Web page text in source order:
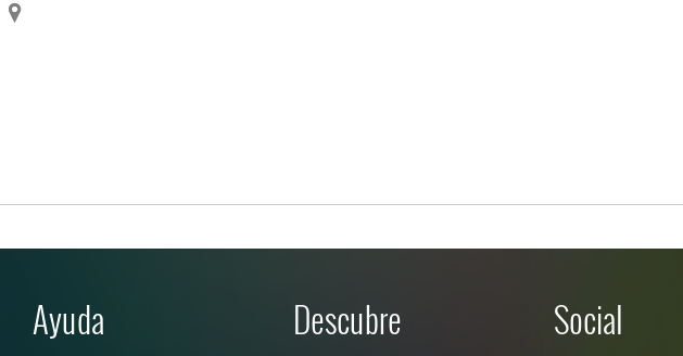
Ayuda Descubre Social